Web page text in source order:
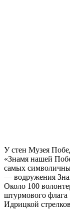
У стен Музея
«Знамя нашей
самых
— водружения
Около 100
штурмового флага
Идрицкой